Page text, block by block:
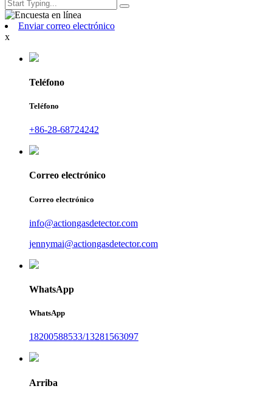
Enviar correo electrónico
x
Teléfono
Teléfono
+86-28-68724242
Correo electrónico
Correo electrónico
info@actiongasdetector.com
jennymai@actiongasdetector.com
WhatsApp
WhatsApp
18200588533/13281563097
Arriba